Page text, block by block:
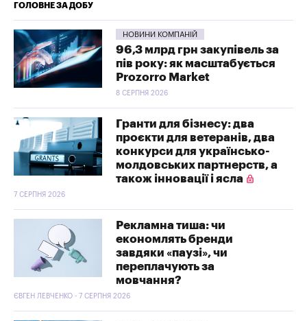
ГОЛОВНЕ ЗА ДОБУ
НОВИНИ КОМПАНІЙ
96,3 млрд грн закупівель за
пів року: як масштабується
Prozorro Market
8 СЕРПНЯ 2026
Гранти для бізнесу: два
проєкти для ветеранів, два
конкурси для українсько-
молдовських партнерств, а
також інновації і ясла
7 СЕРПНЯ 2026
Рекламна тиша: чи
економлять бренди
завдяки «паузі», чи
переплачують за
мовчання?
ЄВГЕН ЛЕВЧЕНКО - 7 СЕРПНЯ 2026